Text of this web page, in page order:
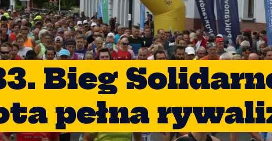
Bieg
pełna